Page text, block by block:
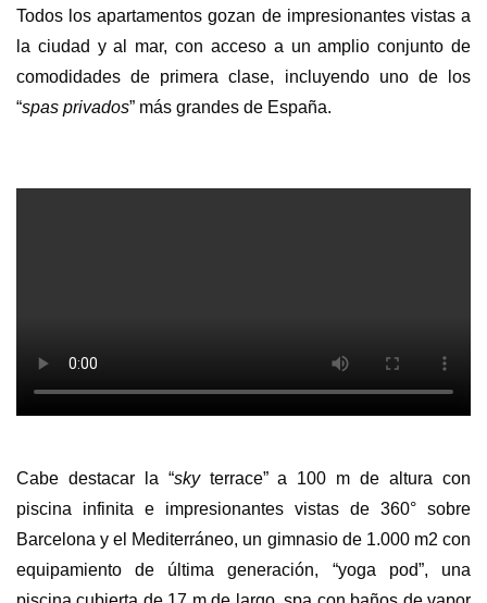
Todos los apartamentos gozan de impresionantes vistas a
la ciudad y al mar, con acceso a un amplio conjunto de
comodidades de primera clase, incluyendo uno de los
“spas privados” más grandes de España.
Cabe destacar la “skyterrace” a 100 m de altura con
piscina infinita e impresionantes vistas de 360° sobre
Barcelona y el Mediterráneo, un gimnasio de 1.000 m2 con
equipamiento de última generación, “yoga pod”, una